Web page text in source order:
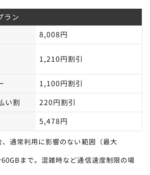
中からiPhone17eを選択してくだ
ラン
8,008円
1,210円割引
1,100円割引
い割
220円割引
5,478円
通常利用に影響のない範囲（最大
まで。混雑時など通信速度制限の場